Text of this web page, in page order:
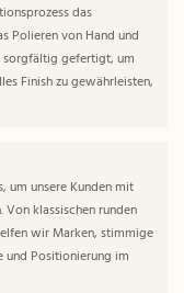
das
Polieren von Hand und
sorgfältig gefertigt, um
Finish zu gewährleisten,
um unsere Kunden mit
klassischen runden
wir Marken, stimmige
Positionierung im